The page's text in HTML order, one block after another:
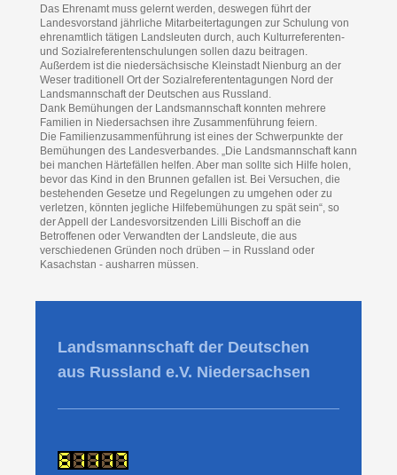
Das Ehrenamt muss gelernt werden, deswegen führt der
Landesvorstand jährliche Mitarbeitertagungen zur Schulung von
ehrenamtlich tätigen Landsleuten durch, auch Kulturreferenten-
und Sozialreferentenschulungen sollen dazu beitragen.
Außerdem ist die niedersächsische Kleinstadt Nienburg an der
Weser traditionell Ort der Sozialreferententagungen Nord der
Landsmannschaft der Deutschen aus Russland.
Dank Bemühungen der Landsmannschaft konnten mehrere
Familien in Niedersachsen ihre Zusammenführung feiern.
Die Familienzusammenführung ist eines der Schwerpunkte der
Bemühungen des Landesverbandes. „Die Landsmannschaft kann
bei manchen Härtefällen helfen. Aber man sollte sich Hilfe holen,
bevor das Kind in den Brunnen gefallen ist. Bei Versuchen, die
bestehenden Gesetze und Regelungen zu umgehen oder zu
verletzen, könnten jegliche Hilfebemühungen zu spät sein“, so
der Appell der Landesvorsitzenden Lilli Bischoff an die
Betroffenen oder Verwandten der Landsleute, die aus
verschiedenen Gründen noch drüben – in Russland oder
Kasachstan - ausharren müssen.
Landsmannschaft der Deutschen
aus Russland e.V. Niedersachsen